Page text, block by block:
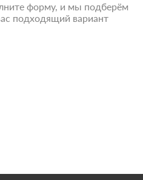
форму, и мы подберём
подходящий вариант